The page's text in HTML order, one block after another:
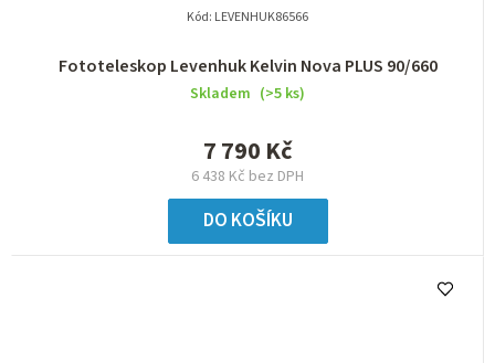
Fototeleskop Levenhuk Kelvin Nova PLUS 90/660
Skladem (>5 ks)
6 438 Kč bez DPH
7 790 Kč
DO KOŠÍKU
Kód: LEVENHUK86566